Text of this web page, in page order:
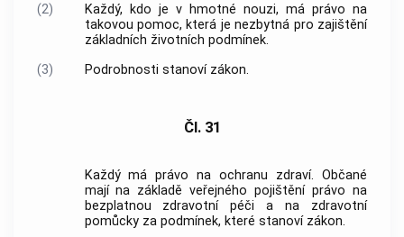
(2)
Každý, kdo je v hmotné nouzi, má právo na
takovou pomoc, která je nezbytná pro zajištění
základních životních podmínek.
(3)
Podrobnosti stanoví zákon.
Čl. 31
Každý má právo na ochranu zdraví. Občané
mají na základě veřejného pojištění právo na
bezplatnou zdravotní péči a na zdravotní
pomůcky za podmínek, které stanoví zákon.